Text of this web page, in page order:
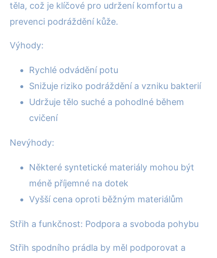
těla, což je klíčové pro udržení komfortu a
prevenci podráždění kůže.
Výhody:
Rychlé odvádění potu
Snižuje riziko podráždění a vzniku bakterií
Udržuje tělo suché a pohodlné během
cvičení
Nevýhody:
Některé syntetické materiály mohou být
méně příjemné na dotek
Vyšší cena oproti běžným materiálům
Střih a funkčnost: Podpora a svoboda pohybu
Střih spodního prádla by měl podporovat a